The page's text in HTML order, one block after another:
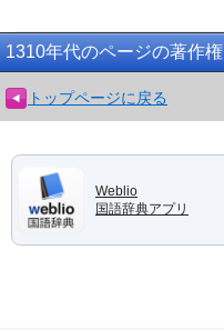
1310年代のページの著作権
トップページに戻る
Weblio
国語辞典アプリ